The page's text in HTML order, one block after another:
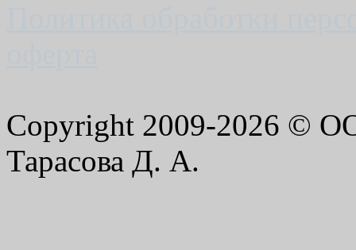
Copyright 2009-2026 ©
Тарасова Д. А.